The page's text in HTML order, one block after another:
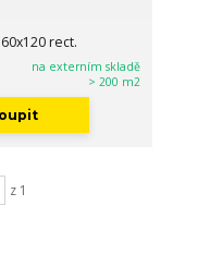
rect.
na externím skladě
> 200 m2
z 1